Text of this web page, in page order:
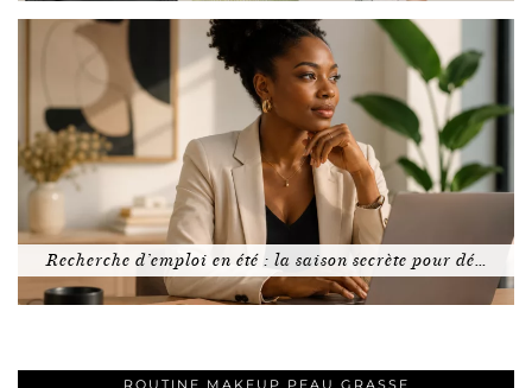
Recherche d’emploi en été : la saison secrète pour dé…
ROUTINE MAKEUP PEAU GRASSE